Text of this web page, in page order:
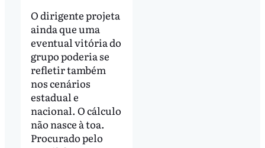
O dirigente projeta
ainda que uma
eventual vitória do
grupo poderia se
refletir também
nos cenários
estadual e
nacional. O cálculo
não nasce à toa.
Procurado pelo